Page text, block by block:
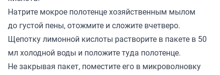
Натрите мокрое полотенце хозяйственным мылом
до густой пены, отожмите и сложите вчетверо.
Щепотку лимонной кислоты растворите в пакете в 50
мл холодной воды и положите туда полотенце.
Не закрывая пакет, поместите его в микроволновку